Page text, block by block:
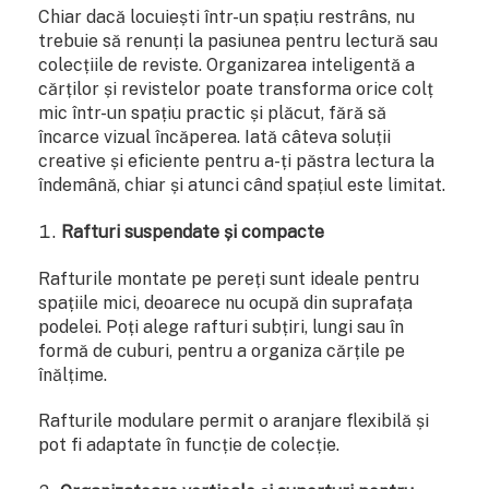
Chiar dacă locuiești într-un spațiu restrâns, nu
trebuie să renunți la pasiunea pentru lectură sau
colecțiile de reviste. Organizarea inteligentă a
cărților și revistelor poate transforma orice colț
mic într-un spațiu practic și plăcut, fără să
încarce vizual încăperea. Iată câteva soluții
creative și eficiente pentru a-ți păstra lectura la
îndemână, chiar și atunci când spațiul este limitat.
Rafturi suspendate și compacte
Rafturile montate pe pereți sunt ideale pentru
spațiile mici, deoarece nu ocupă din suprafața
podelei. Poți alege rafturi subțiri, lungi sau în
formă de cuburi, pentru a organiza cărțile pe
înălțime.
Rafturile modulare permit o aranjare flexibilă și
pot fi adaptate în funcție de colecție.